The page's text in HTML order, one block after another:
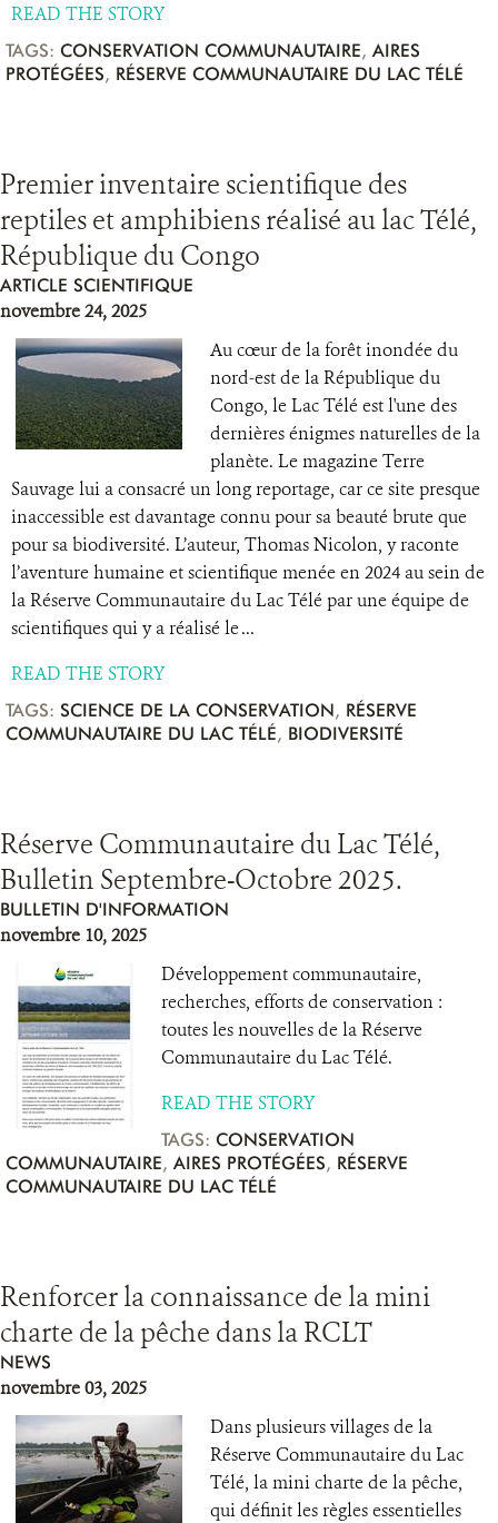
READ THE STORY
TAGS: CONSERVATION COMMUNAUTAIRE, AIRES
PROTÉGÉES, RÉSERVE COMMUNAUTAIRE DU LAC TÉLÉ
Premier inventaire scientifique des
reptiles et amphibiens réalisé au lac Télé,
République du Congo
ARTICLE SCIENTIFIQUE
novembre 24, 2025
Au cœur de la forêt inondée du
nord-est de la République du
Congo, le Lac Télé est l'une des
dernières énigmes naturelles de la
planète. Le magazine Terre
Sauvage lui a consacré un long reportage, car ce site presque
inaccessible est davantage connu pour sa beauté brute que
pour sa biodiversité. L’auteur, Thomas Nicolon, y raconte
l’aventure humaine et scientifique menée en 2024 au sein de
la Réserve Communautaire du Lac Télé par une équipe de
scientifiques qui y a réalisé le ...
READ THE STORY
TAGS: SCIENCE DE LA CONSERVATION, RÉSERVE
COMMUNAUTAIRE DU LAC TÉLÉ, BIODIVERSITÉ
Réserve Communautaire du Lac Télé,
Bulletin Septembre-Octobre 2025.
BULLETIN D'INFORMATION
novembre 10, 2025
Développement communautaire,
recherches, efforts de conservation :
toutes les nouvelles de la Réserve
Communautaire du Lac Télé.
READ THE STORY
TAGS: CONSERVATION
COMMUNAUTAIRE, AIRES PROTÉGÉES, RÉSERVE
COMMUNAUTAIRE DU LAC TÉLÉ
Renforcer la connaissance de la mini
charte de la pêche dans la RCLT
NEWS
novembre 03, 2025
Dans plusieurs villages de la
Réserve Communautaire du Lac
Télé, la mini charte de la pêche,
qui définit les règles essentielles